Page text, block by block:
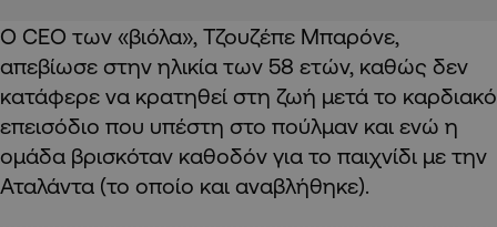
Ο CEO των «βιόλα», Τζουζέπε Μπαρόνε,
απεβίωσε στην ηλικία των 58 ετών, καθώς δεν
κατάφερε να κρατηθεί στη ζωή μετά το καρδιακό
επεισόδιο που υπέστη στο πούλμαν και ενώ η
ομάδα βρισκόταν καθοδόν για το παιχνίδι με την
Αταλάντα (το οποίο και αναβλήθηκε).